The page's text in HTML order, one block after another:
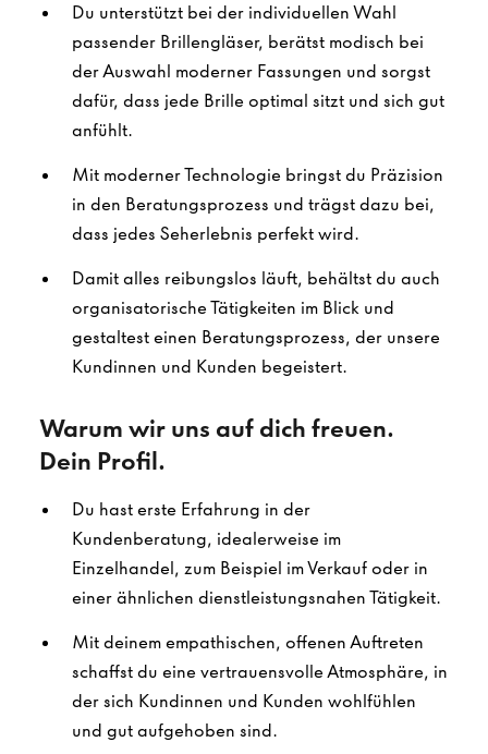
Du unterstützt bei der individuellen Wahl
passender Brillengläser, berätst modisch bei
der Auswahl moderner Fassungen und sorgst
dafür, dass jede Brille optimal sitzt und sich gut
anfühlt.
Mit moderner Technologie bringst du Präzision
in den Beratungsprozess und trägst dazu bei,
dass jedes Seherlebnis perfekt wird.
Damit alles reibungslos läuft, behältst du auch
organisatorische Tätigkeiten im Blick und
gestaltest einen Beratungsprozess, der unsere
Kundinnen und Kunden begeistert.
Warum wir uns auf dich freuen.
Dein Profil.
Du hast erste Erfahrung in der
Kundenberatung, idealerweise im
Einzelhandel, zum Beispiel im Verkauf oder in
einer ähnlichen dienstleistungsnahen Tätigkeit.
Mit deinem empathischen, offenen Auftreten
schaffst du eine vertrauensvolle Atmosphäre, in
der sich Kundinnen und Kunden wohlfühlen
und gut aufgehoben sind.